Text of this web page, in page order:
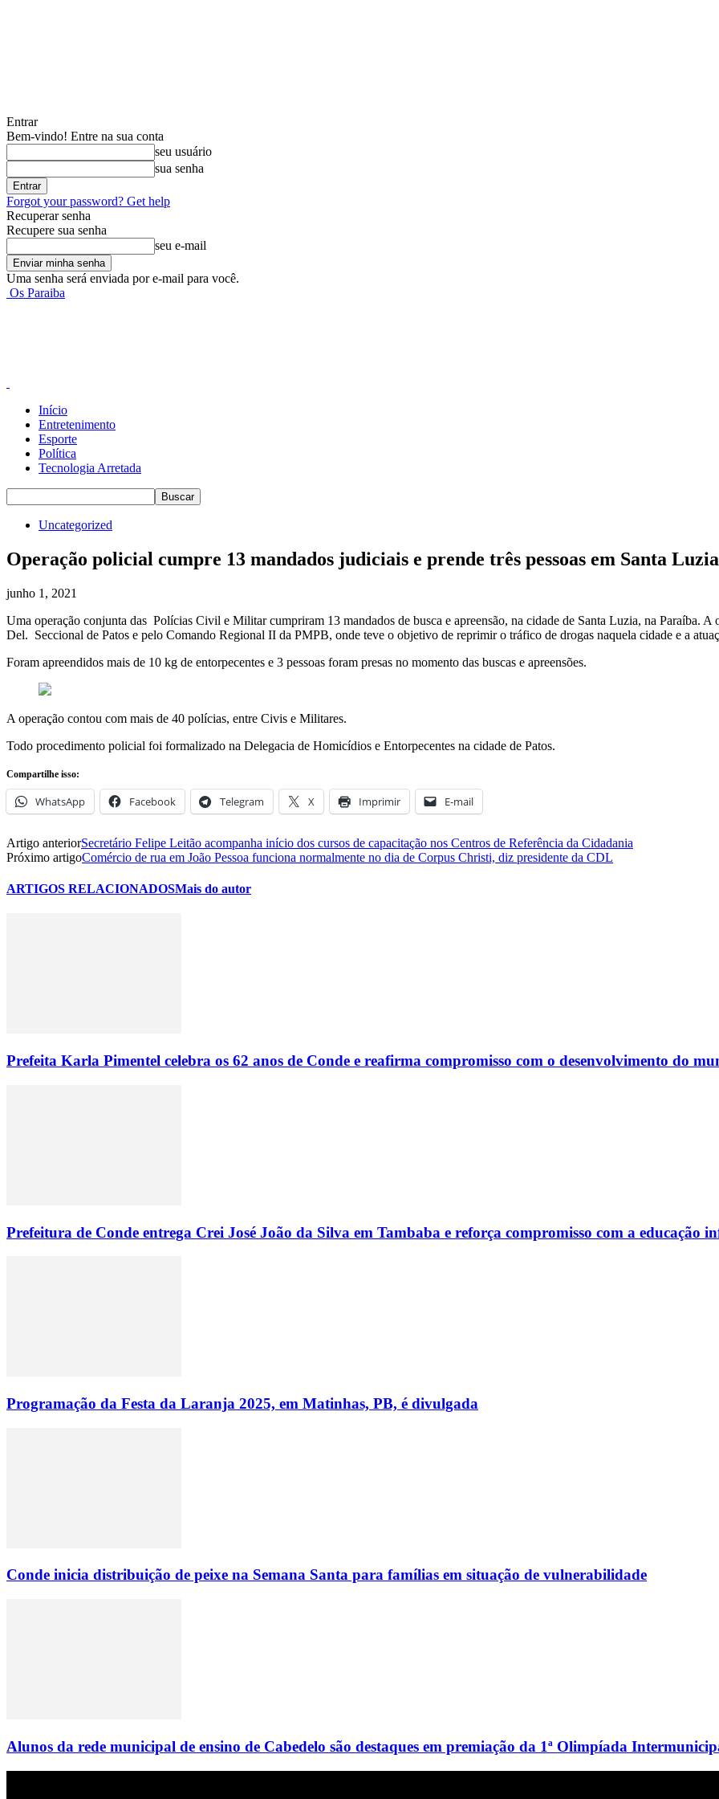
Entrar
Bem-vindo! Entre na sua conta
seu usuário
sua senha
Forgot your password? Get help
Recuperar senha
Recupere sua senha
seu e-mail
Uma senha será enviada por e-mail para você.
Os Paraiba
Início
Entretenimento
Esporte
Política
Tecnologia Arretada
Uncategorized
Operação policial cumpre 13 mandados judiciais e prende três pessoas em Santa Luzia
junho 1, 2021
Uma operação conjunta das Polícias Civil e Militar cumpriram 13 mandados de busca e apreensão, na cidade de Santa Luzia, na Paraíba.
Del. Seccional de Patos e pelo Comando Regional II da PMPB, onde teve o objetivo de reprimir o tráfico de drogas naquela cidade e a
Foram apreendidos mais de 10 kg de entorpecentes e 3 pessoas foram presas no momento das buscas e apreensões.
A operação contou com mais de 40 polícias, entre Civis e Militares.
Todo procedimento policial foi formalizado na Delegacia de Homicídios e Entorpecentes na cidade de Patos.
Compartilhe isso:
WhatsApp Facebook Telegram X Imprimir E-mail
Artigo anteriorSecretário Felipe Leitão acompanha início dos cursos de capacitação nos Centros de Referência da Cidadania
Próximo artigoComércio de rua em João Pessoa funciona normalmente no dia de Corpus Christi, diz presidente da CDL
ARTIGOS RELACIONADOSMais do autor
Prefeita Karla Pimentel celebra os 62 anos de Conde e reafirma compromisso com o desenvolvimento do
Prefeitura de Conde entrega Crei José João da Silva em Tambaba e reforça compromisso com a educação
Programação da Festa da Laranja 2025, em Matinhas, PB, é divulgada
Conde inicia distribuição de peixe na Semana Santa para famílias em situação de vulnerabilidade
Alunos da rede municipal de ensino de Cabedelo são destaques em premiação da 1ª Olimpíada